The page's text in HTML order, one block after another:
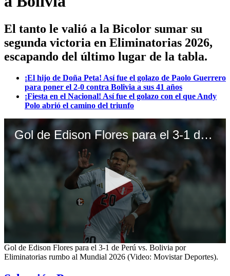
El tanto le valió a la Bicolor sumar su
segunda victoria en Eliminatorias 2026,
escapando del último lugar de la tabla.
¡El hijo de Doña Peta! Así fue el golazo de Paolo Guerrero
para poner el 2-0 contra Bolivia a sus 41 años
¡Fiesta en el Nacional! Así fue el golazo con el que Andy
Polo abrió el camino del triunfo
Gol de Edison Flores para el 3-1 de Perú vs. Bolivia por Eliminatorias rumbo al Mundial 2026 (Video: Movistar Deportes).
0
seconds
Gol de Edison Flores para el 3-1 de Perú vs. Bolivia por
Eliminatorias rumbo al Mundial 2026 (Video: Movistar Deportes).